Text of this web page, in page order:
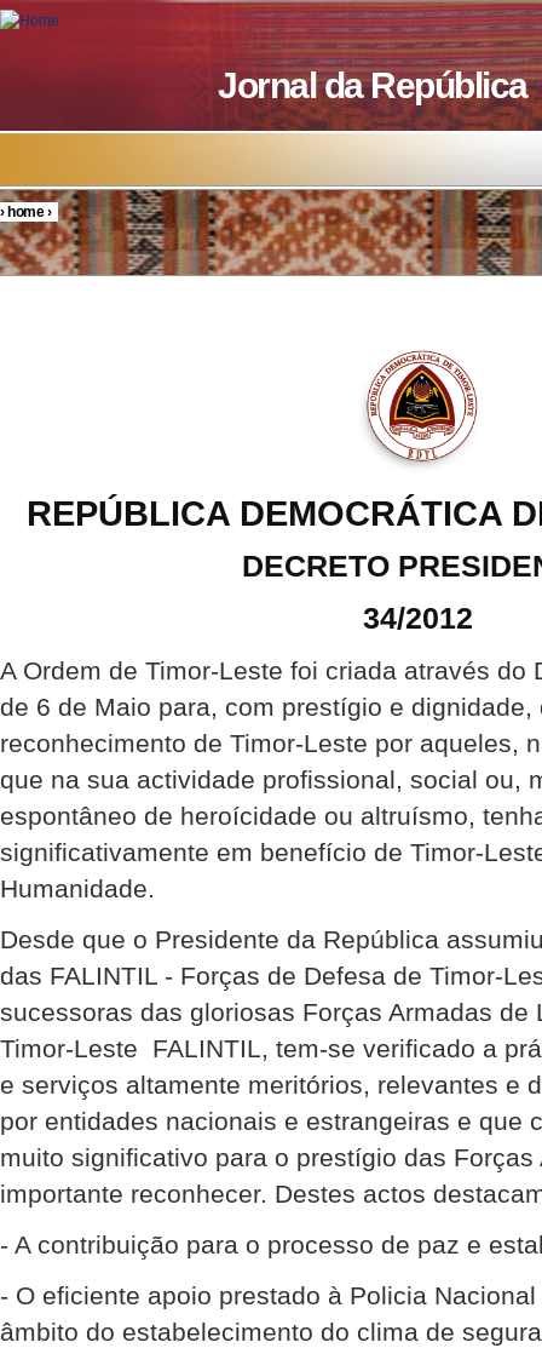
Skip to main content
Jornal da República
You are here
›home›
REPÚBLICA DEMOCRÁTICA
DECRETO
34/2012
A Ordem de Timor-Leste foi criada através do
de 6 de Maio para, com prestígio e dignidade,
reconhecimento de Timor-Leste por aqueles,
que na sua actividade profissional, social ou,
espontâneo de heroícidade ou altruísmo,
significativamente em benefício de Timor-
Humanidade.
Desde que o Presidente da República
das FALINTIL - Forças de Defesa de Timor-
sucessoras das gloriosas Forças Armadas de
Timor-Leste  FALINTIL, tem-se verificado a
e serviços altamente meritórios, relevantes e
por entidades nacionais e estrangeiras e que
muito significativo para o prestígio das
importante reconhecer. Destes actos
- A contribuição para o processo de paz e
- O eficiente apoio prestado à Policia
âmbito do estabelecimento do clima de